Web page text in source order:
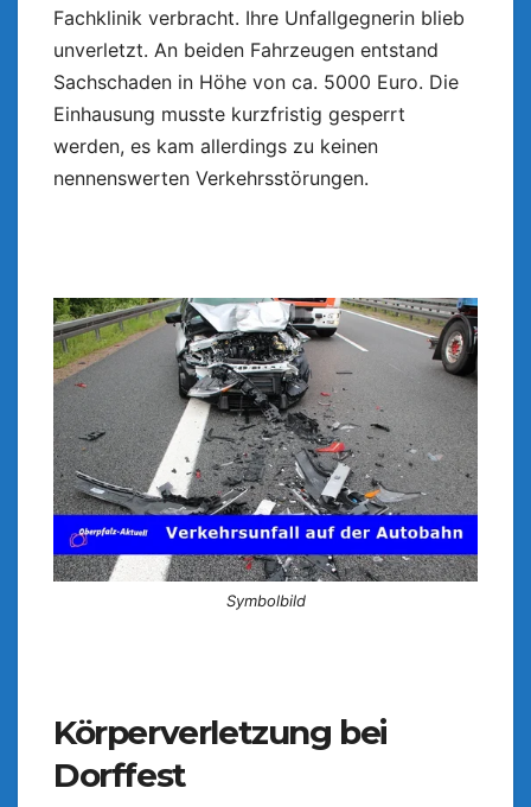
Fachklinik verbracht. Ihre Unfallgegnerin blieb
unverletzt. An beiden Fahrzeugen entstand
Sachschaden in Höhe von ca. 5000 Euro. Die
Einhausung musste kurzfristig gesperrt
werden, es kam allerdings zu keinen
nennenswerten Verkehrsstörungen.
Symbolbild
Körperverletzung bei
Dorffest